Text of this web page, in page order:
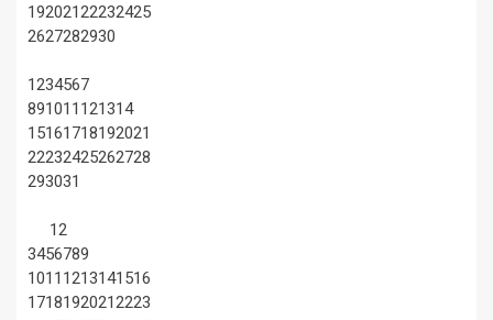
19202122232425
2627282930
1234567
891011 121314
15161718192021
22232425262728
293031
12
3456789
1011 1213141516
17181920212223